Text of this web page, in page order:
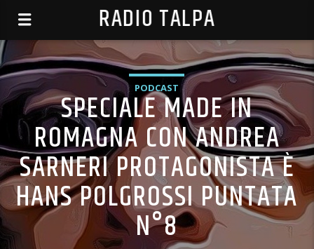
RADIO TALPA
PODCAST
SPECIALE MADE IN
ROMAGNA CON ANDREA
SARNERI PROTAGONISTA È
HANS POLGROSSI PUNTATA
N°8